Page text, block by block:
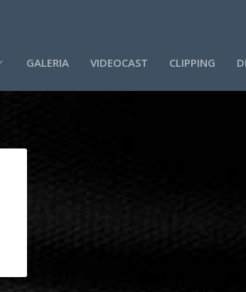
GALERIA VIDEOCAST CLIPPING